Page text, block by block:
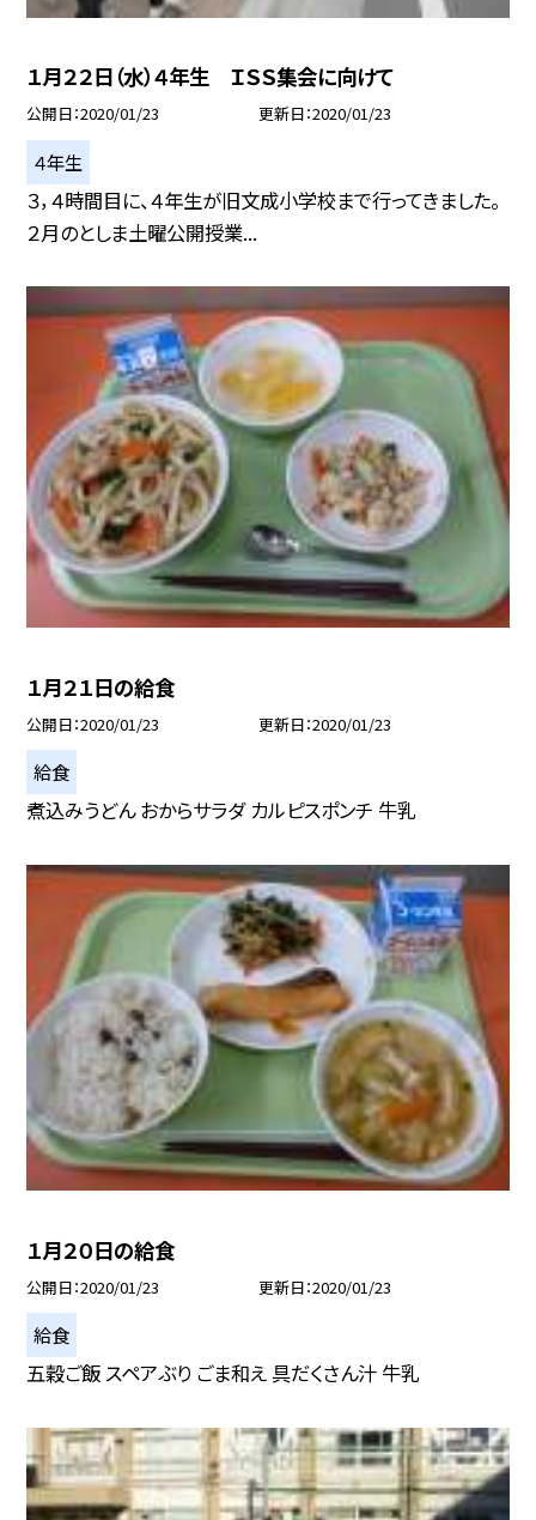
１月２２日（水）４年生 ＩＳＳ集会に向けて
公開日 2020/01/23 更新日 2020/01/23
４年生
３，４時間目に、４年生が旧文成小学校まで行ってきました。
２月のとしま土曜公開授業...
１月２１日の給食
公開日 2020/01/23 更新日 2020/01/23
給食
煮込みうどん おからサラダ カルピスポンチ 牛乳
１月２０日の給食
公開日 2020/01/23 更新日 2020/01/23
給食
五穀ご飯 スペアぶり ごま和え 具だくさん汁 牛乳